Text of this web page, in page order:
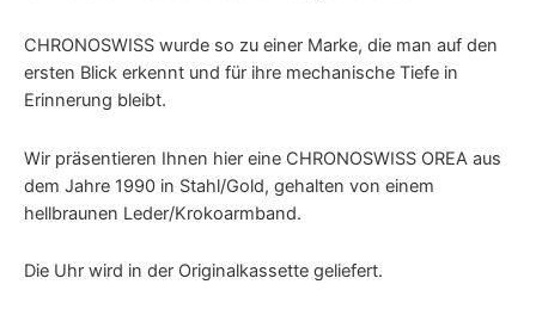
CHRONOSWISS wurde so zu einer Marke, die man auf den
ersten Blick erkennt und für ihre mechanische Tiefe in
Erinnerung bleibt.
Wir präsentieren Ihnen hier eine CHRONOSWISS OREA aus
dem Jahre 1990 in Stahl/Gold, gehalten von einem
hellbraunen Leder/Krokoarmband.
Die Uhr wird in der Originalkassette geliefert.